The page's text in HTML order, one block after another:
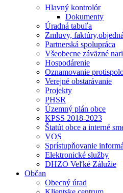
Hlavný kontrolór
Dokumenty
Úradná tabuľa
Zmluvy,
Partnerská spolupráca
Všeobecne záväzné
Hospodárenie
Oznamovanie
Verejné obstarávanie
Projekty
PHSR
Územný plán obce
KPSS 2018-2023
Štatút obce a interné
VOS
Sprístupňovanie
Elektronické služby
DHZO Veľké Zálužie
Občan
Obecný úrad